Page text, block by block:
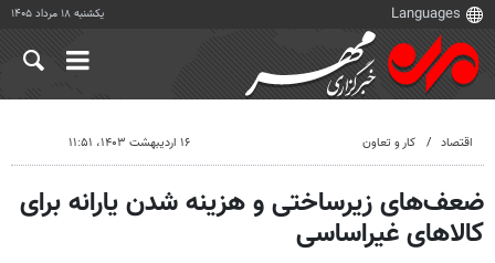
یکشنبه ۱۸ مرداد ۱۴۰۵
اقتصاد کار و تعاون ۱۶ اردیبهشت ۱۴۰۳، ۱۱:۵۱
ضعف‌های زیرساختی و هزینه شدن یارانه برای
کالاهای غیراساسی